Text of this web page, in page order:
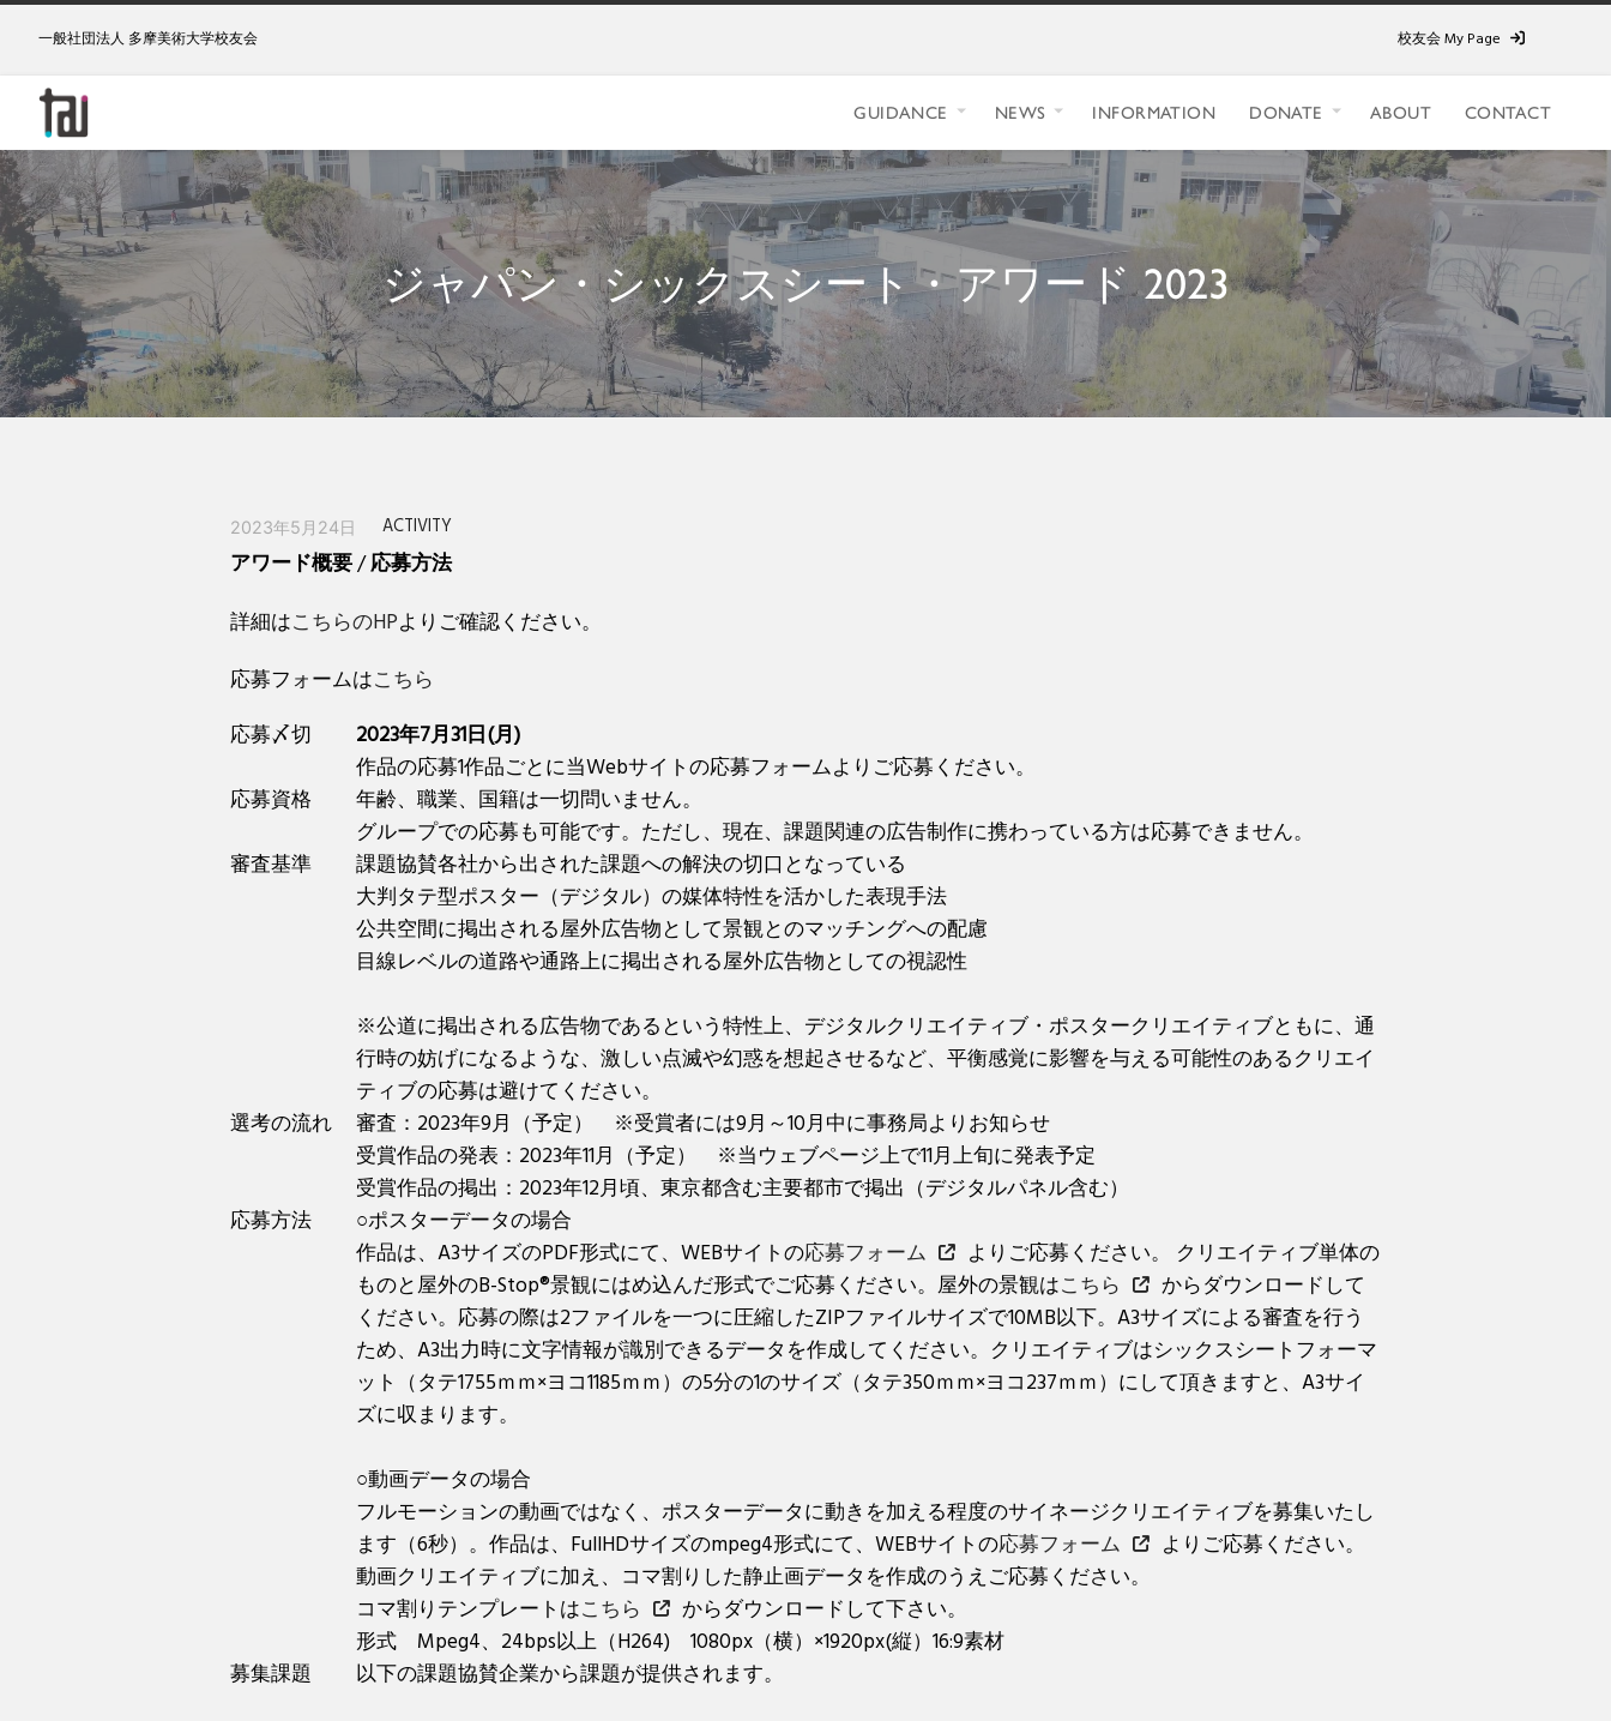
一般社団法人 多摩美術大学校友会 校友会 My Page
GUIDANCE NEWS INFORMATION DONATE ABOUT CONTACT
ジャパン・シックスシート・アワード 2023
2023年5月24日 ACTIVITY
アワード概要/応募方法
詳細はこちらのHPよりご確認ください。
応募フォームはこちら
応募〆切
2023年7月31日(月)
作品の応募1作品ごとに当Webサイトの応募フォームよりご応募ください。
応募資格
年齢、職業、国籍は一切問いません。
グループでの応募も可能です。ただし、現在、課題関連の広告制作に携わっている方は応募できません。
審査基準
課題協賛各社から出された課題への解決の切口となっている
大判タテ型ポスター（デジタル）の媒体特性を活かした表現手法
公共空間に掲出される屋外広告物として景観とのマッチングへの配慮
目線レベルの道路や通路上に掲出される屋外広告物としての視認性
※公道に掲出される広告物であるという特性上、デジタルクリエイティブ・ポスタークリエイティブともに、通
行時の妨げになるような、激しい点滅や幻惑を想起させるなど、平衡感覚に影響を与える可能性のあるクリエイ
ティブの応募は避けてください。
選考の流れ
審査：2023年9月（予定） ※受賞者には9月～10月中に事務局よりお知らせ
受賞作品の発表：2023年11月（予定） ※当ウェブページ上で11月上旬に発表予定
受賞作品の掲出：2023年12月頃、東京都含む主要都市で掲出（デジタルパネル含む）
応募方法
○ポスターデータの場合
作品は、A3サイズのPDF形式にて、WEBサイトの応募フォーム
よりご応募ください。 クリエイティブ単体の
ものと屋外のB-Stop®景観にはめ込んだ形式でご応募ください。屋外の景観はこちら
からダウンロードして
ください。応募の際は2ファイルを一つに圧縮したZIPファイルサイズで10MB以下。A3サイズによる審査を行う
ため、A3出力時に文字情報が識別できるデータを作成してください。クリエイティブはシックスシートフォーマ
ット（タテ1755ｍｍ×ヨコ1185ｍｍ）の5分の1のサイズ（タテ350ｍｍ×ヨコ237ｍｍ）にして頂きますと、A3サイ
ズに収まります。
○動画データの場合
フルモーションの動画ではなく、ポスターデータに動きを加える程度のサイネージクリエイティブを募集いたし
ます（6秒）。作品は、FullHDサイズのmpeg4形式にて、WEBサイトの応募フォーム
よりご応募ください。
動画クリエイティブに加え、コマ割りした静止画データを作成のうえご応募ください。
コマ割りテンプレートはこちら
からダウンロードして下さい。
形式 Mpeg4、24bps以上（H264) 1080px（横）×1920px(縦）16:9素材
募集課題
以下の課題協賛企業から課題が提供されます。